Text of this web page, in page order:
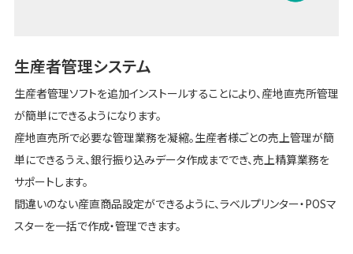
生産者管理システム
生産者管理ソフトを追加インストールすることにより、産地直売所管理
が簡単にできるようになります。
産地直売所で必要な管理業務を凝縮。生産者様ごとの売上管理が簡
単にできるうえ、銀行振り込みデータ作成まででき、売上精算業務を
サポートします。
間違いのない産直商品設定ができるように、ラベルプリンター・POSマ
スターを一括で作成・管理できます。